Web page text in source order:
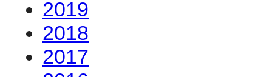
#re_fresh - Luca
Concerto del 36°
Ottobre 2015